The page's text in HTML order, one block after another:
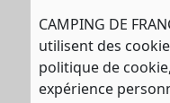
CAMPING DE
utilisent des
politique de
expérience